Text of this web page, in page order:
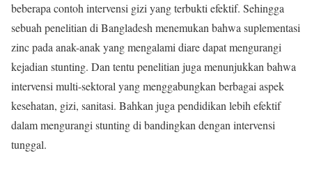
beberapa contoh intervensi gizi yang terbukti efektif. Sehingga
sebuah penelitian di Bangladesh menemukan bahwa suplementasi
zinc pada anak-anak yang mengalami diare dapat mengurangi
kejadian stunting. Dan tentu penelitian juga menunjukkan bahwa
intervensi multi-sektoral yang menggabungkan berbagai aspek
kesehatan, gizi, sanitasi. Bahkan juga pendidikan lebih efektif
dalam mengurangi stunting di bandingkan dengan intervensi
tunggal.